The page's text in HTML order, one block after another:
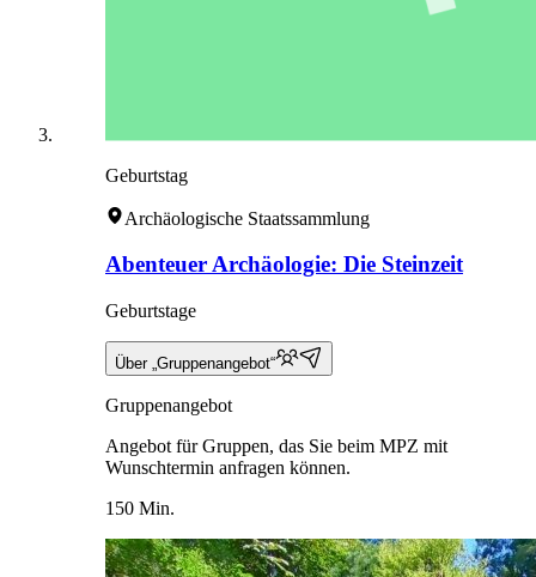
Geburtstag
Archäologische Staatssammlung
Abenteuer Archäologie: Die Steinzeit
Geburtstage
Über „Gruppenangebot“
Gruppenangebot
Angebot für Gruppen, das Sie beim MPZ mit
Wunschtermin anfragen können.
150 Min.